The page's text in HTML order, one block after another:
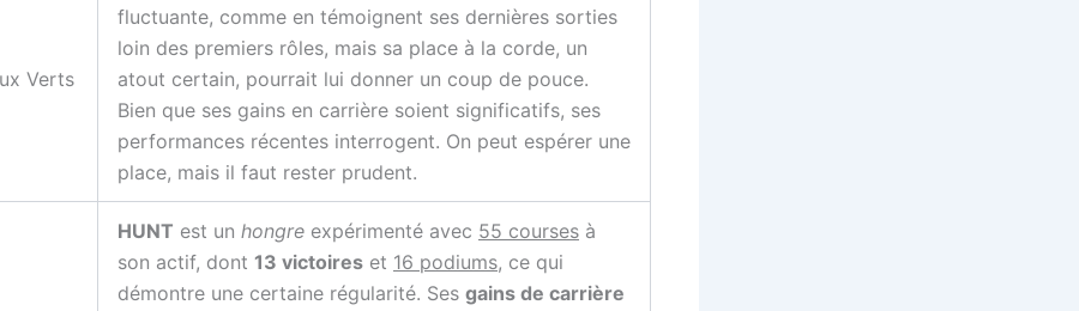
Verts
fluctuante, comme en témoignent ses dernières sorties
loin des premiers rôles, mais sa place à la corde, un
atout certain, pourrait lui donner un coup de pouce.
Bien que ses gains en carrière soient significatifs, ses
performances récentes interrogent. On peut espérer une
place, mais il faut rester prudent.
HUNT est un hongre expérimenté avec 55 courses à
son actif, dont 13 victoires et 16 podiums, ce qui
démontre une certaine régularité. Ses gains de carrière